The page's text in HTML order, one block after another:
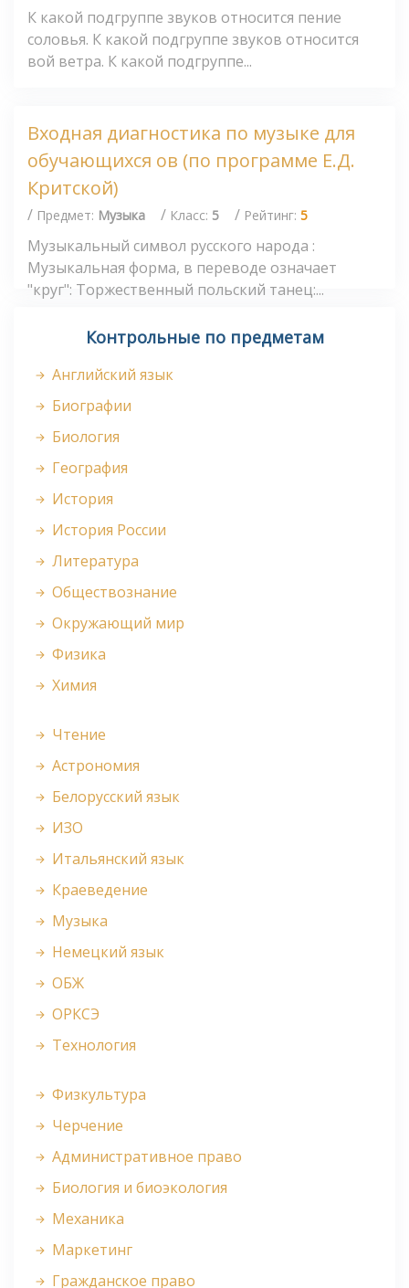
К какой подгруппе звуков относится пение
соловья. К какой подгруппе звуков относится
вой ветра. К какой подгруппе...
Входная диагностика по музыке для
обучающихся ов (по программе Е.Д.
Критской)
/ Предмет: Музыка / Класс: 5 / Рейтинг: 5
Музыкальный символ русского народа :
Музыкальная форма, в переводе означает
"круг": Торжественный польский танец:...
Контрольные по предметам
Английский язык
Биографии
Биология
География
История
История России
Литература
Обществознание
Окружающий мир
Физика
Химия
Чтение
Астрономия
Белорусский язык
ИЗО
Итальянский язык
Краеведение
Музыка
Немецкий язык
ОБЖ
ОРКСЭ
Технология
Физкультура
Черчение
Административное право
Биология и биоэкология
Механика
Маркетинг
Гражданское право